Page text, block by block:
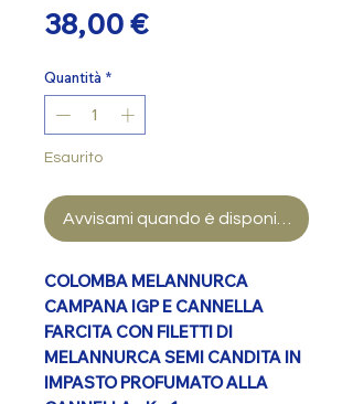
38,00 €Prezzo
Quantità *
Esaurito
Avvisami quando è disponibile
COLOMBA MELANNURCA
CAMPANA IGP E CANNELLA
FARCITA CON FILETTI DI
MELANNURCA SEMI CANDITA IN
IMPASTO PROFUMATO ALLA